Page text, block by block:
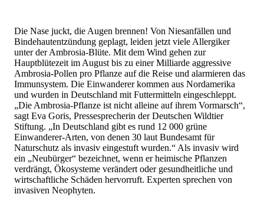
Die Nase juckt, die Augen brennen! Von Niesanfällen und
Bindehautentzündung geplagt, leiden jetzt viele Allergiker
unter der Ambrosia-Blüte. Mit dem Wind gehen zur
Hauptblütezeit im August bis zu einer Milliarde aggressive
Ambrosia-Pollen pro Pflanze auf die Reise und alarmieren das
Immunsystem. Die Einwanderer kommen aus Nordamerika
und wurden in Deutschland mit Futtermitteln eingeschleppt.
„Die Ambrosia-Pflanze ist nicht alleine auf ihrem Vormarsch“,
sagt Eva Goris, Pressesprecherin der Deutschen Wildtier
Stiftung. „In Deutschland gibt es rund 12 000 grüne
Einwanderer-Arten, von denen 30 laut Bundesamt für
Naturschutz als invasiv eingestuft wurden.“ Als invasiv wird
ein „Neubürger“ bezeichnet, wenn er heimische Pflanzen
verdrängt, Ökosysteme verändert oder gesundheitliche und
wirtschaftliche Schäden hervorruft. Experten sprechen von
invasiven Neophyten.